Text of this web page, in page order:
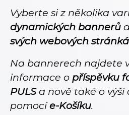
Vyberte si z několika
dynamických bannerů
svých webových
Na bannerech najdete
informace o příspěvku
PULSa nově také o výši
pomocíe-Košíku.